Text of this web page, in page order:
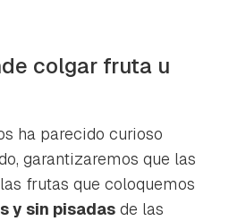
colgar fruta u
ha parecido curioso
garantizaremos que las
frutas que coloquemos
y sin pisadas de las